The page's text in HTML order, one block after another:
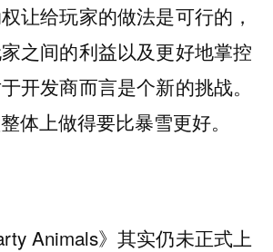
让给玩家的做法是可行的，
之间的利益以及更好地掌控
开发商而言是个新的挑战。
体上做得要比暴雪更好。
Animals》其实仍未正式上